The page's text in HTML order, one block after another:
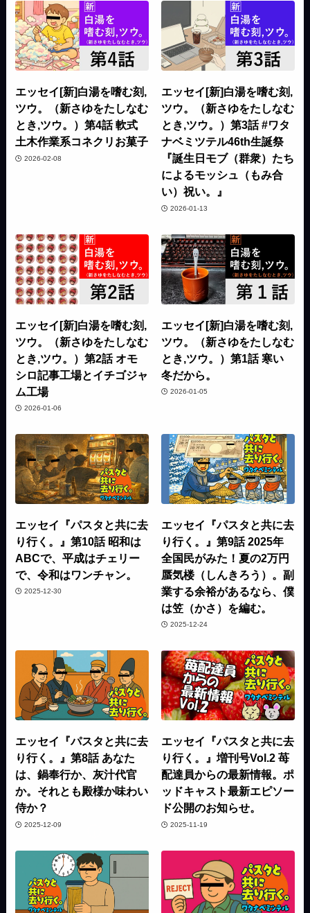
エッセイ[新]白湯を嗜む刻,
ツウ。（新さゆをたしなむ
とき,ツウ。）第4話 軟式
土木作業系コネクリお菓子
2026-02-08
エッセイ[新]白湯を嗜む刻,
ツウ。（新さゆをたしなむ
とき,ツウ。）第3話 #ワタ
ナベミツテル46th生誕祭
『誕生日モブ（群衆）たち
によるモッシュ（もみ合
い）祝い。』
2026-01-13
エッセイ[新]白湯を嗜む刻,
ツウ。（新さゆをたしなむ
とき,ツウ。）第2話 オモ
シロ記事工場とイチゴジャ
ム工場
2026-01-06
エッセイ[新]白湯を嗜む刻,
ツウ。（新さゆをたしなむ
とき,ツウ。）第1話 寒い
冬だから。
2026-01-05
エッセイ『パスタと共に去
り行く。』第10話 昭和は
ABCで、平成はチェリー
で、令和はワンチャン。
2025-12-30
エッセイ『パスタと共に去
り行く。』第9話 2025年
全国民がみた！夏の2万円
蜃気楼（しんきろう）。副
業する余裕があるなら、僕
は笠（かさ）を編む。
2025-12-24
エッセイ『パスタと共に去
り行く。』第8話 あなた
は、鍋奉行か、灰汁代官
か。それとも殿様か味わい
侍か？
2025-12-09
エッセイ『パスタと共に去
り行く。』増刊号Vol.2 苺
配達員からの最新情報。ポ
ッドキャスト最新エピソー
ド公開のお知らせ。
2025-11-19